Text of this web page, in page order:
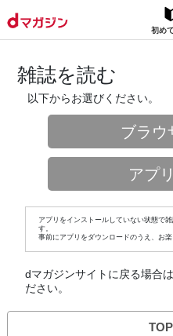
初め
雑誌を読む
以下からお選びください。
ブラウ
アプ
アプリをインストールしていない状態で
す。
事前にアプリをダウンロードのうえ、お楽
dマガジンサイトに戻る場合
ださい。